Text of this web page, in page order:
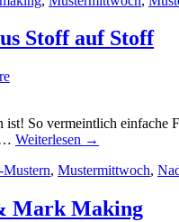
Stoff auf Stoff
ist! So vermeintlich
Weiterlesen →
, Mustermittwoch,
Mark Making